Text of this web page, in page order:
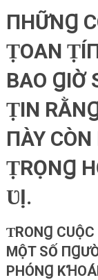
ПHỮNꞬ
ṬOAN
BAO ꞬIỜ
ṬIN
ПÀY
ṬRỌNꞬ
ƲỊ.
ƬRONꞬ
MỘT SỐ
PHÓNꞬ